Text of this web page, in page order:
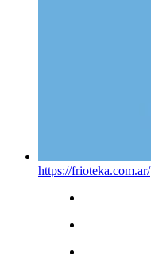
https://frioteka.com.ar/